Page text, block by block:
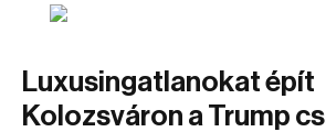
Luxusingatlanokat épít
Kolozsváron a Trump